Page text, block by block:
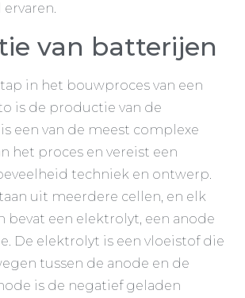
van batterijen
in het bouwproces van een
is de productie van de
een van de meest complexe
het proces en vereist een
techniek en ontwerp.
uit meerdere cellen, en elk
bevat een elektrolyt, een anode
De elektrolyt is een vloeistof die
tussen de anode en de
is de negatief geladen